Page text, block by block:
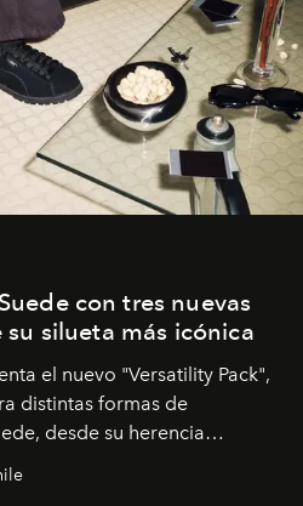
con tres nuevas
silueta más icónica
el nuevo "Versatility Pack",
distintas formas de
desde su herencia
moderna inspirada en el